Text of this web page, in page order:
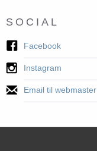
SOCIAL
Facebook
Instagram
Email til webmaster